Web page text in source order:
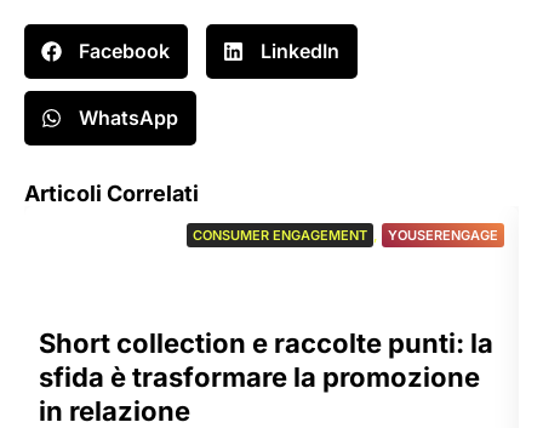
Facebook LinkedIn
WhatsApp
Articoli Correlati
Short collection e raccolte punti: la
sfida è trasformare la promozione
in relazione
CONSUMER ENGAGEMENT YOUSERENGAGE